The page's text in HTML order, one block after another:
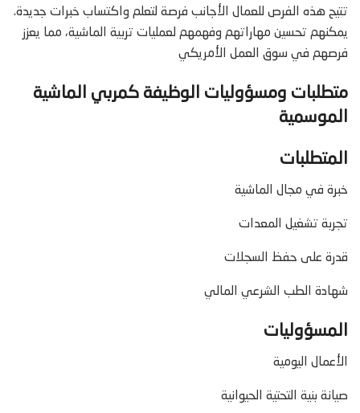
تتيح هذه الفرص للعمال الأجانب فرصة لتعلم واكتساب خبرات جديدة.
يمكنهم تحسين مهاراتهم وفهمهم لعمليات تربية الماشية، مما يعزز
فرصهم في سوق العمل الأمريكي
متطلبات ومسؤوليات الوظيفة كمربي الماشية
الموسمية
المتطلبات
خبرة في مجال الماشية
تجربة تشغيل المعدات
قدرة على حفظ السجلات
شهادة الطب الشرعي المالي
المسؤوليات
الأعمال اليومية
صيانة بنية التحتية الحيوانية